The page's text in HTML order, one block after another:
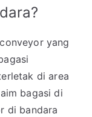
yang
di area
bagasi di
di bandara